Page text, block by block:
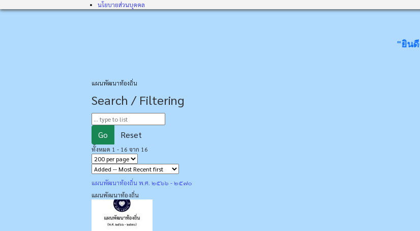
นโยบายส่วนบุคคล
"ยินดีต้อนรับ
แผนพัฒนาท้องถิ่น
Search / Filtering
Go Reset
ทั้งหมด 1 - 16 จาก 16
แผนพัฒนาท้องถิ่น พ.ศ. ๒๕๖๖ - ๒๕๗๐
แผนพัฒนาท้องถิ่น